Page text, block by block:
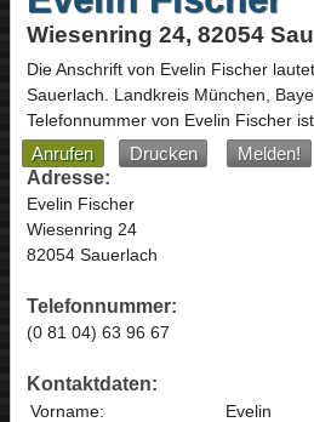
Wiesenring 24, 82054
Die Anschrift von Evelin Fischer
Sauerlach. Landkreis München,
Telefonnummer von Evelin Fischer
Anrufen Drucken Melden!
Adresse:
Evelin Fischer
Wiesenring 24
82054 Sauerlach
Telefonnummer:
(0 81 04) 63 96 67
Kontaktdaten:
Vorname:
Evelin